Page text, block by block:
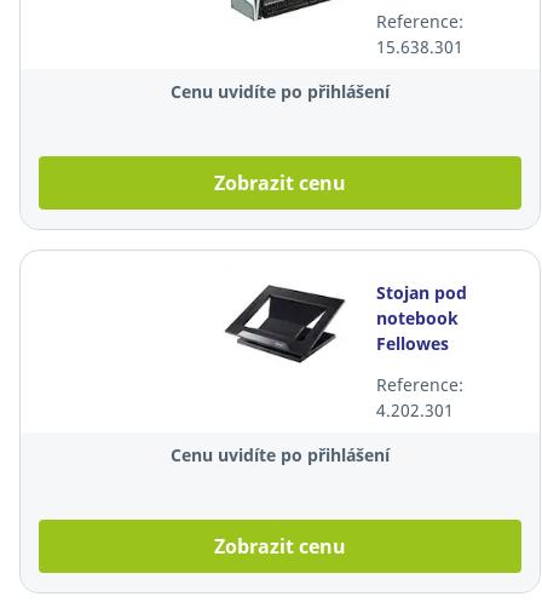
černý
Reference:
15.638.301
Cenu uvidíte po přihlášení
Zobrazit cenu
Stojan pod
notebook
Fellowes
max. 17",
nastavitelný
Reference:
4.202.301
Cenu uvidíte po přihlášení
Zobrazit cenu